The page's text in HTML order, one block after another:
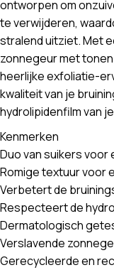
ontworpen om
te verwijderen,
stralend uitziet. Met
zonnegeur met
heerlijke exfoliatie-
kwaliteit van je
hydrolipidenfilm van
Kenmerken
Duo van suikers
Romige textuur voor
Verbetert de
Respecteert de
Dermatologisch
Verslavende
Gerecycleerde en